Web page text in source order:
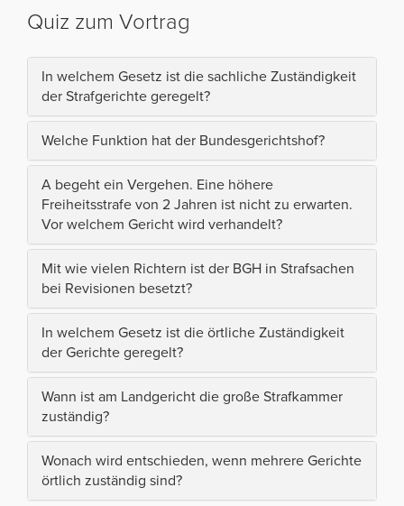
Quiz zum Vortrag
In welchem Gesetz ist die sachliche Zuständigkeit
der Strafgerichte geregelt?
Welche Funktion hat der Bundesgerichtshof?
A begeht ein Vergehen. Eine höhere
Freiheitsstrafe von 2 Jahren ist nicht zu erwarten.
Vor welchem Gericht wird verhandelt?
Mit wie vielen Richtern ist der BGH in Strafsachen
bei Revisionen besetzt?
In welchem Gesetz ist die örtliche Zuständigkeit
der Gerichte geregelt?
Wann ist am Landgericht die große Strafkammer
zuständig?
Wonach wird entschieden, wenn mehrere Gerichte
örtlich zuständig sind?